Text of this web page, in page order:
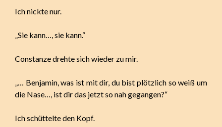
Ich nickte nur.
„Sie kann…, sie kann.“
Constanze drehte sich wieder zu mir.
„… Benjamin, was ist mit dir, du bist plötzlich so weiß um
die Nase…, ist dir das jetzt so nah gegangen?“
Ich schüttelte den Kopf.